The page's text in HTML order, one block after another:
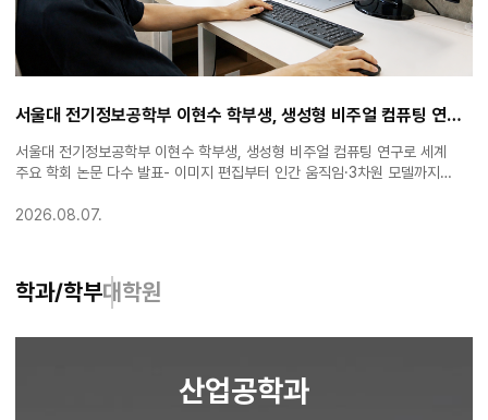
서울대 전기정보공학부 이현수 학부생, 생성형 비주얼 컴퓨팅 연구로 세계 주요 학회 논문 다수 발표
서울대 전기정보공학부 이현수 학부생, 생성형 비주얼 컴퓨팅 연구로 세계
주요 학회 논문 다수 발표- 이미지 편집부터 인간 움직임·3차원 모델까지
머신러닝·컴퓨터 비전 주요 국제학회에 연구 성과 발표·채택 ▲ 서울대학교
2026.08.07.
학과/학부대학원
산업공학과